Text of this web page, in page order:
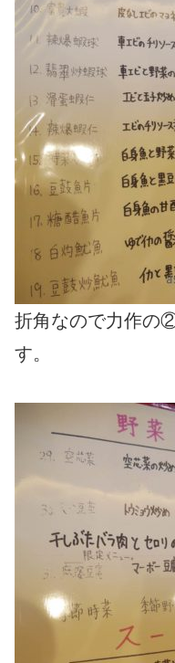
折角なので力作の
す。